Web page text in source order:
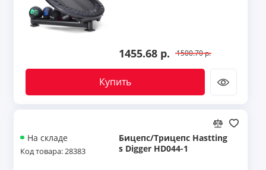
1455.68 р. 1500.70 р.
Купить
На складе
Код товара: 28383
Бицепс/Трицепс Hastting
s Digger HD044-1